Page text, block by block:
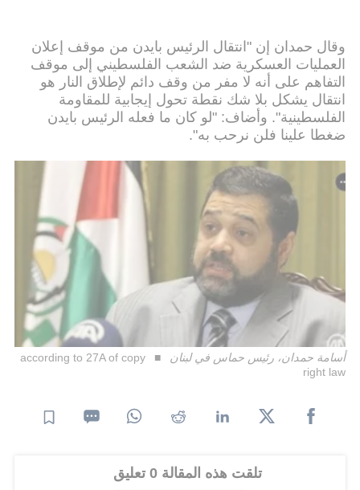
وقال حمدان إن "انتقال الرئيس بايدن من موقف إعلان
العمليات العسكرية ضد الشعب الفلسطيني إلى موقف
التفاهم على أنه لا مفر من وقف دائم لإطلاق النار هو
انتقال يشكل بلا شك نقطة تحول إيجابية للمقاومة
الفلسطينية". وأضاف: "لو كان ما فعله الرئيس بايدن
ضغطا علينا فلن نرحب به".
أسامة حمدان، رئيس حماس في لبنان
according to 27A of copy
right law
تلقت هذه المقالة 0 تعليق